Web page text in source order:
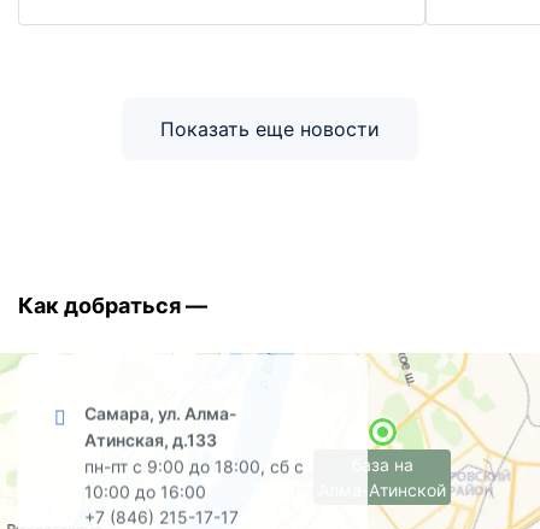
Показать еще новости
Как добраться —
Самара, ул. Алма-
Атинская, д.133
пн-пт с 9:00 до 18:00, сб с
10:00 до 16:00
+7 (846) 215-17-17
база на
Алма-Атинской